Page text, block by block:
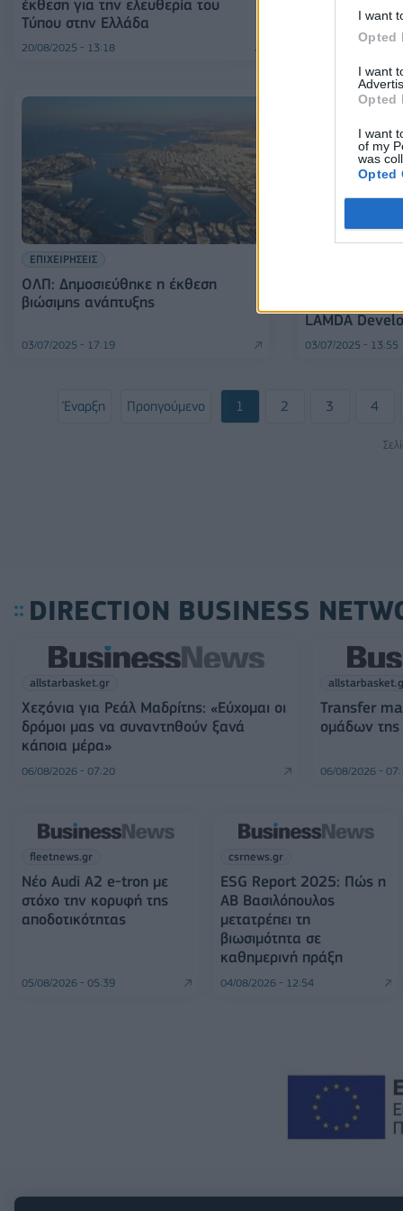
I want
Opted
I want
Opted
I want
of my
was
Opted
έκθεση για την ελευθερία του
Τύπου στην Ελλάδα
20/08/2025 - 13:18
Resort
16/07/2025 - 16:42
ΕΠΙΧΕΙΡΗΣΕΙΣ
ΟΛΠ: Δημοσιεύθηκε η έκθεση
βιώσιμης ανάπτυξης
03/07/2025 - 17:19
«Τοπόσημα
LAMDA
03/07/2025 - 13:55
Έναρξη Προηγούμενο 1 2 3 4
DIRECTION BUSINESS
allstarbasket.gr
Χεζόνια για Ρεάλ Μαδρίτης: «Εύχομαι οι
δρόμοι μας να συναντηθούν ξανά
κάποια μέρα»
06/08/2026 - 07:20
Transfer
ομάδων της
06/08/2026 -
fleetnews.gr
Νέο Audi A2 e-tron με
στόχο την κορυφή της
αποδοτικότητας
05/08/2026 - 05:39
csrnews.gr
ESG Report 2025: Πώς η
ΑΒ Βασιλόπουλος
μετατρέπει τη
βιωσιμότητα σε
καθημερινή πράξη
04/08/2026 - 12:54